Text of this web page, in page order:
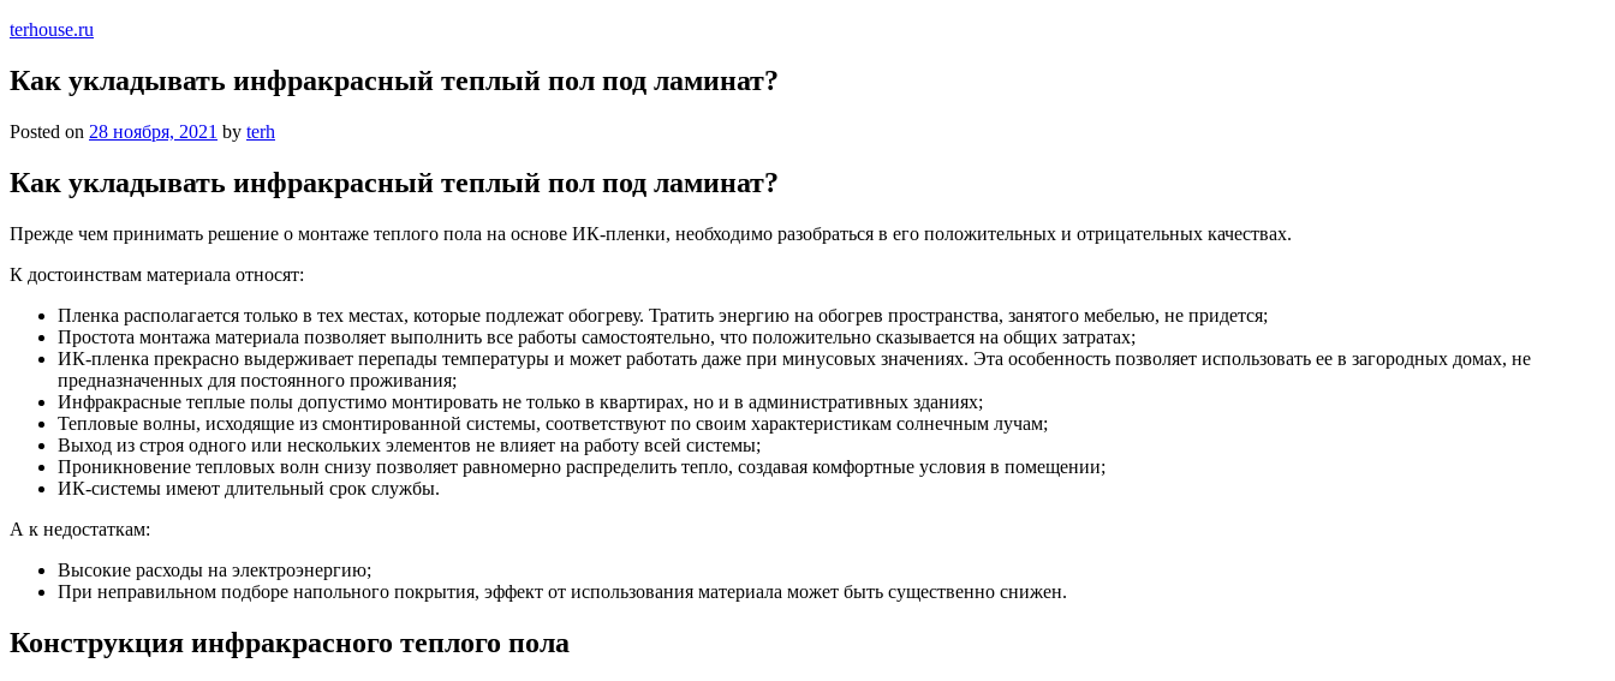
terhouse.ru
Как укладывать инфракрасный теплый пол под ламинат?
Posted on 28 ноября, 2021 by terh
Как укладывать инфракрасный теплый пол под ламинат?
Прежде чем принимать решение о монтаже теплого пола на основе ИК-пленки, необходимо разобраться в его положительных и отрицательных качествах.
К достоинствам материала относят:
Пленка располагается только в тех местах, которые подлежат обогреву. Тратить энергию на обогрев пространства, занятого мебелью, не придется;
Простота монтажа материала позволяет выполнить все работы самостоятельно, что положительно сказывается на общих затратах;
ИК-пленка прекрасно выдерживает перепады температуры и может работать даже при минусовых значениях. Эта особенность позволяет использовать ее в загородных домах, не
предназначенных для постоянного проживания;
Инфракрасные теплые полы допустимо монтировать не только в квартирах, но и в административных зданиях;
Тепловые волны, исходящие из смонтированной системы, соответствуют по своим характеристикам солнечным лучам;
Выход из строя одного или нескольких элементов не влияет на работу всей системы;
Проникновение тепловых волн снизу позволяет равномерно распределить тепло, создавая комфортные условия в помещении;
ИК-системы имеют длительный срок службы.
А к недостаткам:
Высокие расходы на электроэнергию;
При неправильном подборе напольного покрытия, эффект от использования материала может быть существенно снижен.
Конструкция инфракрасного теплого пола